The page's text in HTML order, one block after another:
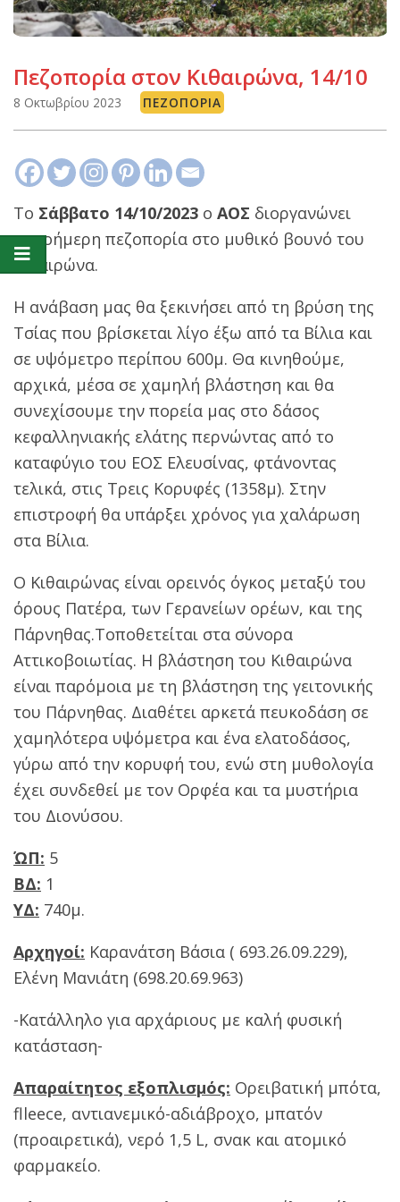
Πεζοπορία στον Κιθαιρώνα, 14/10
8 Οκτωβρίου 2023 ΠΕΖΟΠΟΡΊΑ
Το Σάββατο 14/10/2023 ο ΑΟΣ διοργανώνει
μονοήμερη πεζοπορία στο μυθικό βουνό του
Κιθαιρώνα.
Η ανάβαση μας θα ξεκινήσει από τη βρύση της
Τσίας που βρίσκεται λίγο έξω από τα Βίλια και
σε υψόμετρο περίπου 600μ. Θα κινηθούμε,
αρχικά, μέσα σε χαμηλή βλάστηση και θα
συνεχίσουμε την πορεία μας στο δάσος
κεφαλληνιακής ελάτης περνώντας από το
καταφύγιο του ΕΟΣ Ελευσίνας, φτάνοντας
τελικά, στις Τρεις Κορυφές (1358μ). Στην
επιστροφή θα υπάρξει χρόνος για χαλάρωση
στα Βίλια.
Ο Κιθαιρώνας είναι ορεινός όγκος μεταξύ του
όρους Πατέρα, των Γερανείων ορέων, και της
Πάρνηθας.Τοποθετείται στα σύνορα
Αττικοβοιωτίας. Η βλάστηση του Κιθαιρώνα
είναι παρόμοια με τη βλάστηση της γειτονικής
του Πάρνηθας. Διαθέτει αρκετά πευκοδάση σε
χαμηλότερα υψόμετρα και ένα ελατοδάσος,
γύρω από την κορυφή του, ενώ στη μυθολογία
έχει συνδεθεί με τον Ορφέα και τα μυστήρια
του Διονύσου.
ΏΠ: 5
ΒΔ: 1
ΥΔ: 740μ.
Αρχηγοί: Καρανάτση Βάσια ( 693.26.09.229),
Ελένη Μανιάτη (698.20.69.963)
-Κατάλληλο για αρχάριους με καλή φυσική
κατάσταση-
Απαραίτητος εξοπλισμός: Ορειβατική μπότα,
flleece, αντιανεμικό-αδιάβροχο, μπατόν
(προαιρετικά), νερό 1,5 L, σνακ και ατομικό
φαρμακείο.